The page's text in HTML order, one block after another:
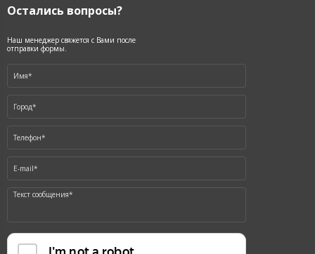
Остались вопросы?
Наш менеджер свяжется с Вами после
отправки формы.